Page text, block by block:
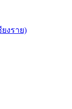
งราย)